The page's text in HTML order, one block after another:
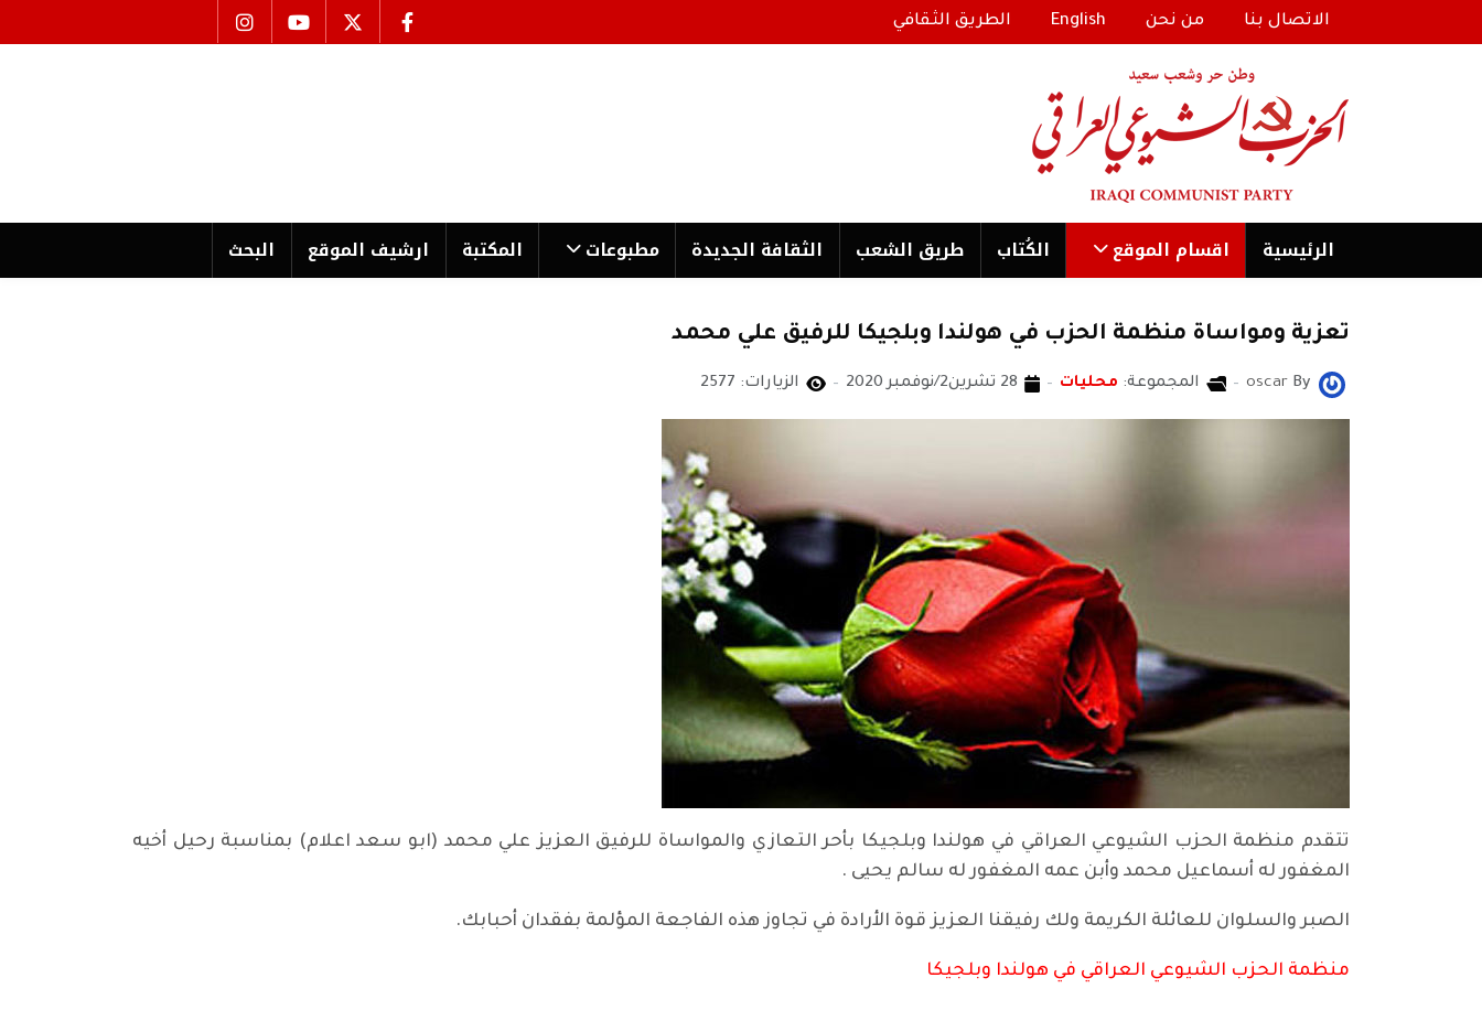
الاتصال بنا من نحن English الطريق الثقافي
الرئیسية اقسام الموقع الكُتاب طریق الشعب الثقافة الجدیدة مطبوعات المكتبة ارشیف الموقع البحث
تعزية ومواساة منظمة الحزب في هولندا وبلجيكا للرفيق علي محمد
By
oscar المجموعة: محليات 28 تشرين2/نوفمبر 2020 الزيارات: 2577
تتقدم منظمة الحزب الشيوعي العراقي في هولندا وبلجيكا بأحر التعازي والمواساة للرفيق العزيز علي محمد (ابو سعد اعلام) بمناسبة رحيل أخيه
المغفور له أسماعيل محمد وأبن عمه المغفور له سالم يحيى .
الصبر والسلوان للعائلة الكريمة ولك رفيقنا العزيز قوة الأرادة في تجاوز هذه الفاجعة المؤلمة بفقدان أحبابك.
منظمة الحزب الشيوعي العراقي في هولندا وبلجيكا